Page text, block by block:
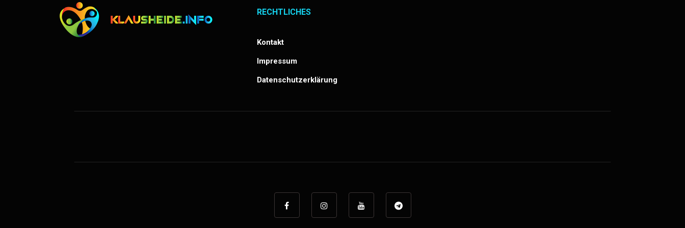
RECHTLICHES
Kontakt
Impressum
Datenschutzerklärung